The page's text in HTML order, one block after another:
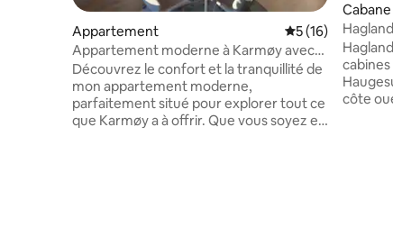
Appartement Évaluation
5 (16)
Appartement moderne à Karmøy avec
vue sur la mer
Découvrez le confort et la tranquillité de
mon appartement moderne,
parfaitement situé pour explorer tout ce
que Karmøy a à offrir. Que vous soyez en
Cabane
côte